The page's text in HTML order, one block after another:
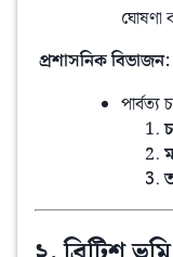
ঘোষণা
️ প্রশাসনিক বিভাজন:
পার্বত্য